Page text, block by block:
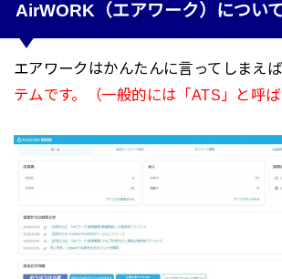
AirWORK（エアワーク）につい
エアワークはかんたんに言ってしまえば
テムです。（一般的には「ATS」と呼ば